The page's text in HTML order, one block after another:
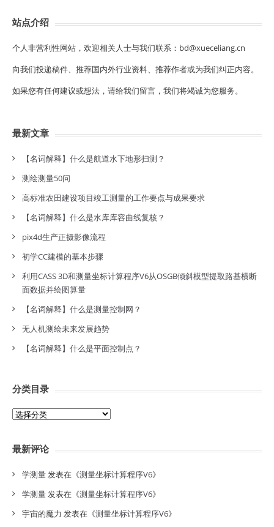
站点介绍
个人非营利性网站，欢迎相关人士与我们联系：bd@xueceliang.cn
向我们投递稿件、推荐国内外行业资料、推荐作者或为我们纠正内容。
如果您有任何建议或想法，请给我们留言，我们将竭诚为您服务。
最新文章
【名词解释】什么是航道水下地形扫测？
测绘测量50问
高标准农田建设项目竣工测量的工作要点与成果要求
【名词解释】什么是水库库容曲线复核？
pix4d生产正摄影像流程
初学CC建模的基本步骤
利用CASS 3D和测量坐标计算程序V6从OSGB倾斜模型提取路基横断
面数据并绘图算量
【名词解释】什么是测量控制网？
无人机测绘未来发展趋势
【名词解释】什么是平面控制点？
分类目录
分
录
最新评论
学测量 发表在《测量坐标计算程序V6》
学测量 发表在《测量坐标计算程序V6》
宇宙的魔力 发表在《测量坐标计算程序V6》